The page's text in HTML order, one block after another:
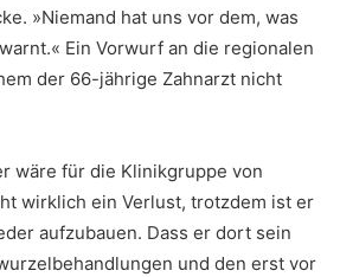
»Niemand hat uns vor dem, was
Ein Vorwurf an die regionalen
der 66-jährige Zahnarzt nicht
wäre für die Klinikgruppe von
wirklich ein Verlust, trotzdem ist er
aufzubauen. Dass er dort sein
und den erst vor